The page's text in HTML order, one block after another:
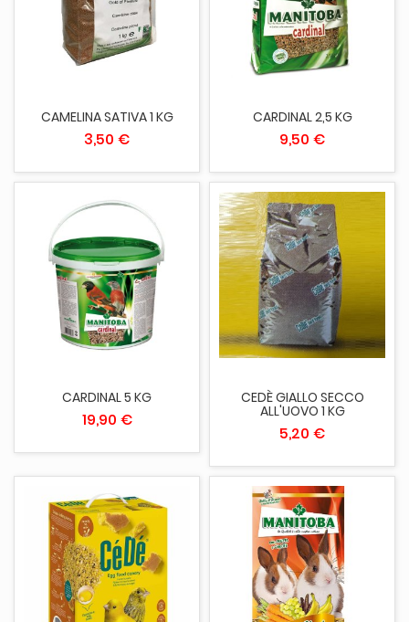
CAMELINA SATIVA 1 KG
3,50 €
CARDINAL 2,5 KG
9,50 €
CARDINAL 5 KG
19,90 €
CEDÈ GIALLO SECCO
ALL'UOVO 1 KG
5,20 €